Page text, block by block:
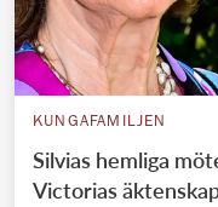
KUNGAFAMILJEN
Silvias hemliga
Victorias